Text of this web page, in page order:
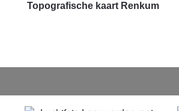
Topografische kaart Renkum